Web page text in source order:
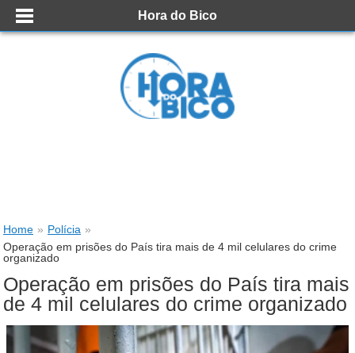
Hora do Bico
Home » Polícia »
Operação em prisões do País tira mais de 4 mil celulares do crime
organizado
Operação em prisões do País tira mais
de 4 mil celulares do crime organizado